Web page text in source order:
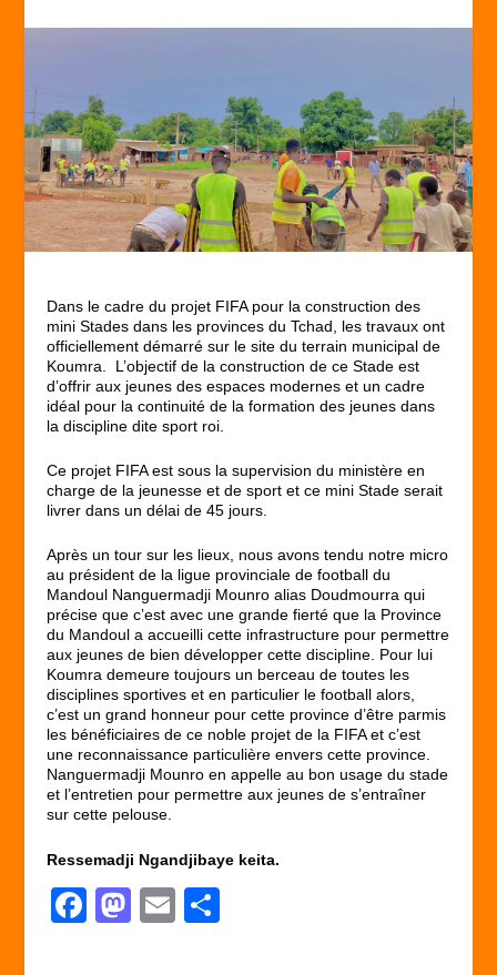
Dans le cadre du projet FIFA pour la construction des
mini Stades dans les provinces du Tchad, les travaux ont
officiellement démarré sur le site du terrain municipal de
Koumra. L’objectif de la construction de ce Stade est
d’offrir aux jeunes des espaces modernes et un cadre
idéal pour la continuité de la formation des jeunes dans
la discipline dite sport roi.
Ce projet FIFA est sous la supervision du ministère en
charge de la jeunesse et de sport et ce mini Stade serait
livrer dans un délai de 45 jours.
Après un tour sur les lieux, nous avons tendu notre micro
au président de la ligue provinciale de football du
Mandoul Nanguermadji Mounro alias Doudmourra qui
précise que c’est avec une grande fierté que la Province
du Mandoul a accueilli cette infrastructure pour permettre
aux jeunes de bien développer cette discipline. Pour lui
Koumra demeure toujours un berceau de toutes les
disciplines sportives et en particulier le football alors,
c’est un grand honneur pour cette province d’être parmis
les bénéficiaires de ce noble projet de la FIFA et c’est
une reconnaissance particulière envers cette province.
Nanguermadji Mounro en appelle au bon usage du stade
et l’entretien pour permettre aux jeunes de s’entraîner
sur cette pelouse.
Ressemadji Ngandjibaye keita.
F
M
E